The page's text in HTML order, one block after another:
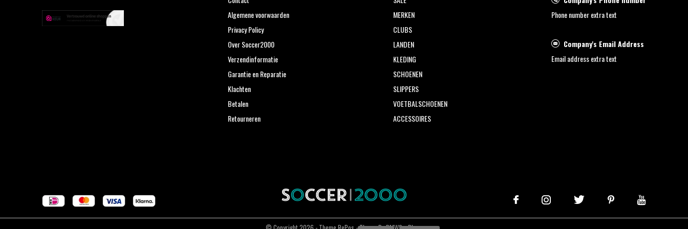
Algemene voorwaarden
Privacy Policy
Over Soccer2000
Verzendinformatie
Garantie en Reparatie
Klachten
Betalen
Retourneren
MERKEN
CLUBS
LANDEN
KLEDING
SCHOENEN
SLIPPERS
VOETBALSCHOENEN
ACCESSOIRES
Phone number extra text
Company's Email Address
Email address extra text